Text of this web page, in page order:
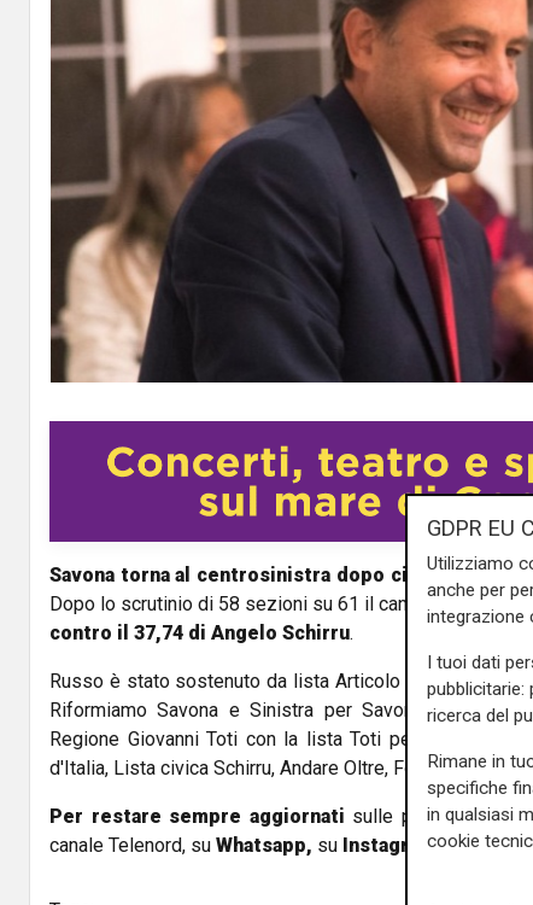
Savona torna al centrosinistra dopo cinque anni
Dopo lo scrutinio di 58 sezioni su 61 il candidato
contro il 37,74 di Angelo Schirru.
Russo è stato sostenuto da lista Articolo Uno-Partito
Riformiamo Savona e Sinistra per Savona. Su
Regione Giovanni Toti con la lista Toti per Savona, con
d'Italia, Lista civica Schirru, Andare Oltre, Forza Italia e
Per restare sempre aggiornati sulle principali
canale Telenord, su Whatsapp, su Instagram,su
GDPR EU
Utilizziamo
anche per
integrazione
I tuoi dati
pubblicitarie:
ricerca del
Rimane in
specifiche
in qualsiasi
cookie